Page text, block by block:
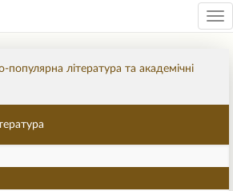
література та академічні